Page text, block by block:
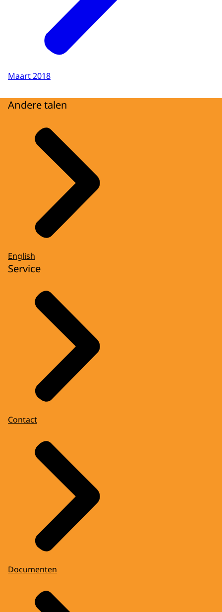
Maart 2018
Andere talen
English
Service
Contact
Documenten